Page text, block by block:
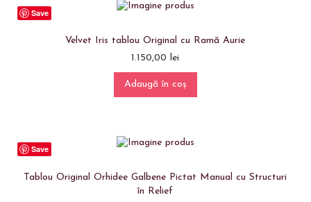
Save
Velvet Iris tablou Original cu Ramă Aurie
1.150,00lei
Adaugă în coș
Save
Tablou Original Orhidee Galbene Pictat Manual cu Structuri
în Relief